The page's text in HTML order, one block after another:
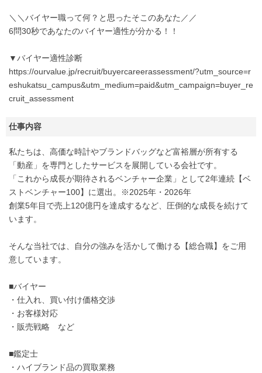
＼＼バイヤー職って何？と思ったそこのあなた／／
6問30秒であなたのバイヤー適性が分かる！！
▼バイヤー適性診断
https://ourvalue.jp/recruit/buyercareerassessment/?utm_source=r
eshukatsu_campus&utm_medium=paid&utm_campaign=buyer_re
cruit_assessment
仕事内容
私たちは、高価な時計やブランドバッグなど富裕層が所有する
「動産」を専門としたサービスを展開している会社です。
「これから成長が期待されるベンチャー企業」として2年連続【ベ
ストベンチャー100】に選出。※2025年・2026年
創業5年目で売上120億円を達成するなど、圧倒的な成長を続けて
います。
そんな当社では、自分の強みを活かして働ける【総合職】をご用
意しています。
■バイヤー
・仕入れ、買い付け価格交渉
・お客様対応
・販売戦略 など
■鑑定士
・ハイブランド品の買取業務